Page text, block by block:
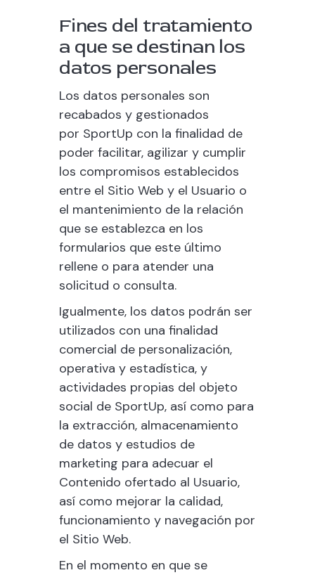
Fines del tratamiento
a que se destinan los
datos personales
Los datos personales son
recabados y gestionados
por SportUp con la finalidad de
poder facilitar, agilizar y cumplir
los compromisos establecidos
entre el Sitio Web y el Usuario o
el mantenimiento de la relación
que se establezca en los
formularios que este último
rellene o para atender una
solicitud o consulta.
Igualmente, los datos podrán ser
utilizados con una finalidad
comercial de personalización,
operativa y estadística, y
actividades propias del objeto
social de SportUp, así como para
la extracción, almacenamiento
de datos y estudios de
marketing para adecuar el
Contenido ofertado al Usuario,
así como mejorar la calidad,
funcionamiento y navegación por
el Sitio Web.
En el momento en que se